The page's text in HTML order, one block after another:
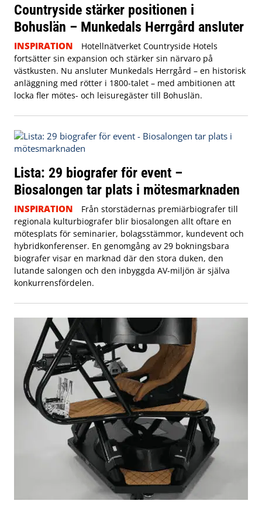
Countryside stärker positionen i
Bohuslän – Munkedals Herrgård ansluter
INSPIRATION
Hotellnätverket Countryside Hotels
fortsätter sin expansion och stärker sin närvaro på
västkusten. Nu ansluter Munkedals Herrgård – en historisk
anläggning med rötter i 1800-talet – med ambitionen att
locka fler mötes- och leisuregäster till Bohuslän.
Lista: 29 biografer för event –
Biosalongen tar plats i mötesmarknaden
INSPIRATION
Från storstädernas premiärbiografer till
regionala kulturbiografer blir biosalongen allt oftare en
mötesplats för seminarier, bolagsstämmor, kundevent och
hybridkonferenser. En genomgång av 29 bokningsbara
biografer visar en marknad där den stora duken, den
lutande salongen och den inbyggda AV-miljön är själva
konkurrensfördelen.